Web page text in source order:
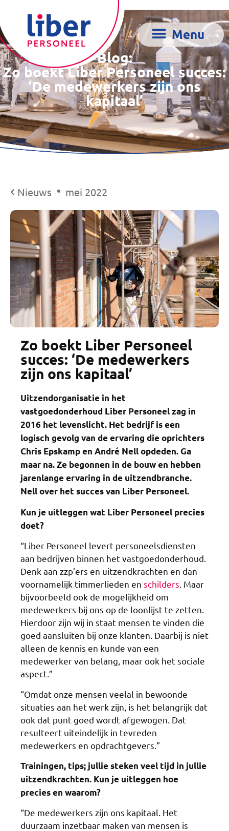
Blog:
Zo boekt Liber Personeel succes:
‘De medewerkers zijn ons
kapitaal’
Nieuws mei 2022
Zo boekt Liber Personeel
succes: ‘De medewerkers
zijn ons kapitaal’
Uitzendorganisatie in het
vastgoedonderhoud Liber Personeel zag in
2016 het levenslicht. Het bedrijf is een
logisch gevolg van de ervaring die oprichters
Chris Epskamp en André Nell opdeden. Ga
maar na. Ze begonnen in de bouw en hebben
jarenlange ervaring in de uitzendbranche.
Nell over het succes van Liber Personeel.
Kun je uitleggen wat Liber Personeel precies
doet?
“Liber Personeel levert personeelsdiensten
aan bedrijven binnen het vastgoedonderhoud.
Denk aan zzp’ers en uitzendkrachten en dan
voornamelijk timmerlieden en schilders . Maar
bijvoorbeeld ook de mogelijkheid om
medewerkers bij ons op de loonlijst te zetten.
Hierdoor zijn wij in staat mensen te vinden die
goed aansluiten bij onze klanten. Daarbij is niet
alleen de kennis en kunde van een
medewerker van belang, maar ook het sociale
aspect.”
“Omdat onze mensen veelal in bewoonde
situaties aan het werk zijn, is het belangrijk dat
ook dat punt goed wordt afgewogen. Dat
resulteert uiteindelijk in tevreden
medewerkers en opdrachtgevers.”
Trainingen, tips; jullie steken veel tijd in jullie
uitzendkrachten. Kun je uitleggen hoe
precies en waarom?
“De medewerkers zijn ons kapitaal. Het
duurzaam inzetbaar maken van mensen is